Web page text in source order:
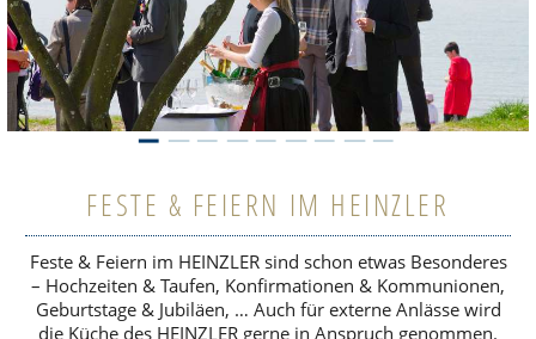
FESTE & FEIERN IM HEINZLER
Feste & Feiern im HEINZ­LER sind schon etwas Beson­de­res
– Hoch­zei­ten & Taufen, Kon­fir­ma­tio­nen & Kom­mu­nio­nen,
Geburts­tage & Jubi­läen, … Auch für externe Anlässe wird
die Küche des HEINZ­LER gerne in Anspruch genom­men.